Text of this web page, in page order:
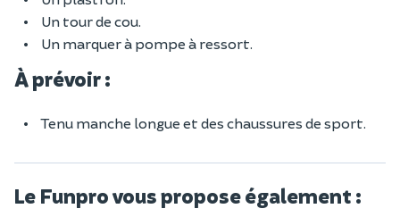
Un tour de cou.
Un marquer à pompe à ressort.
À prévoir :
Tenu manche longue et des chaussures de sport.
Le Funpro vous propose également :